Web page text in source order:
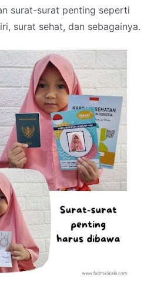
surat-surat penting seperti
surat sehat, dan sebagainya.